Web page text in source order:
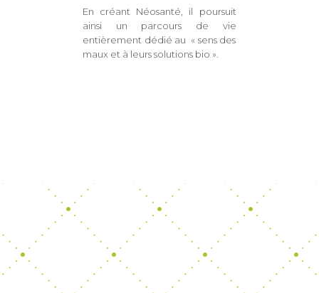
En créant Néosanté, il poursuit
ainsi un parcours de vie
entièrement dédié au « sens des
maux et à leurs solutions bio ».